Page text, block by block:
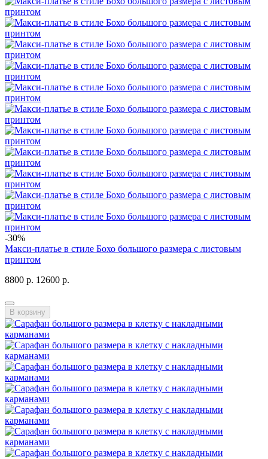
-30%
Макси-платье в стиле Бохо большого размера с листовым
принтом
8800 р. 12600 р.
В корзину